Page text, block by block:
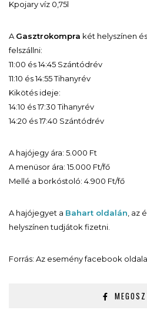
Kpojary víz 0,75l
A Gasztrokompra két helyszínen
felszállni:
11:00 és 14:45 Szántódrév
11:10 és 14:55 Tihanyrév
Kikötés ideje:
14:10 és 17:30 Tihanyrév
14:20 és 17:40 Szántódrév
A hajójegy ára: 5.000 Ft
A menüsor ára: 15.000 Ft/fő
Mellé a borkóstoló: 4.900 Ft/fő
A hajójegyet a Bahart oldalán , az
helyszínen tudjátok fizetni.
Forrás: Az esemény facebook oldala